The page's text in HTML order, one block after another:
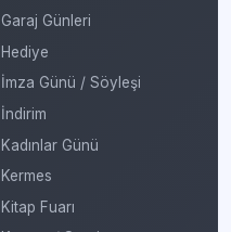
Garaj Günleri
Hediye
İmza Günü / Söyleşi
İndirim
Kadınlar Günü
Kermes
Kitap Fuarı